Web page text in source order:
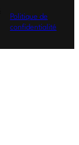
Politique de
confidentialité